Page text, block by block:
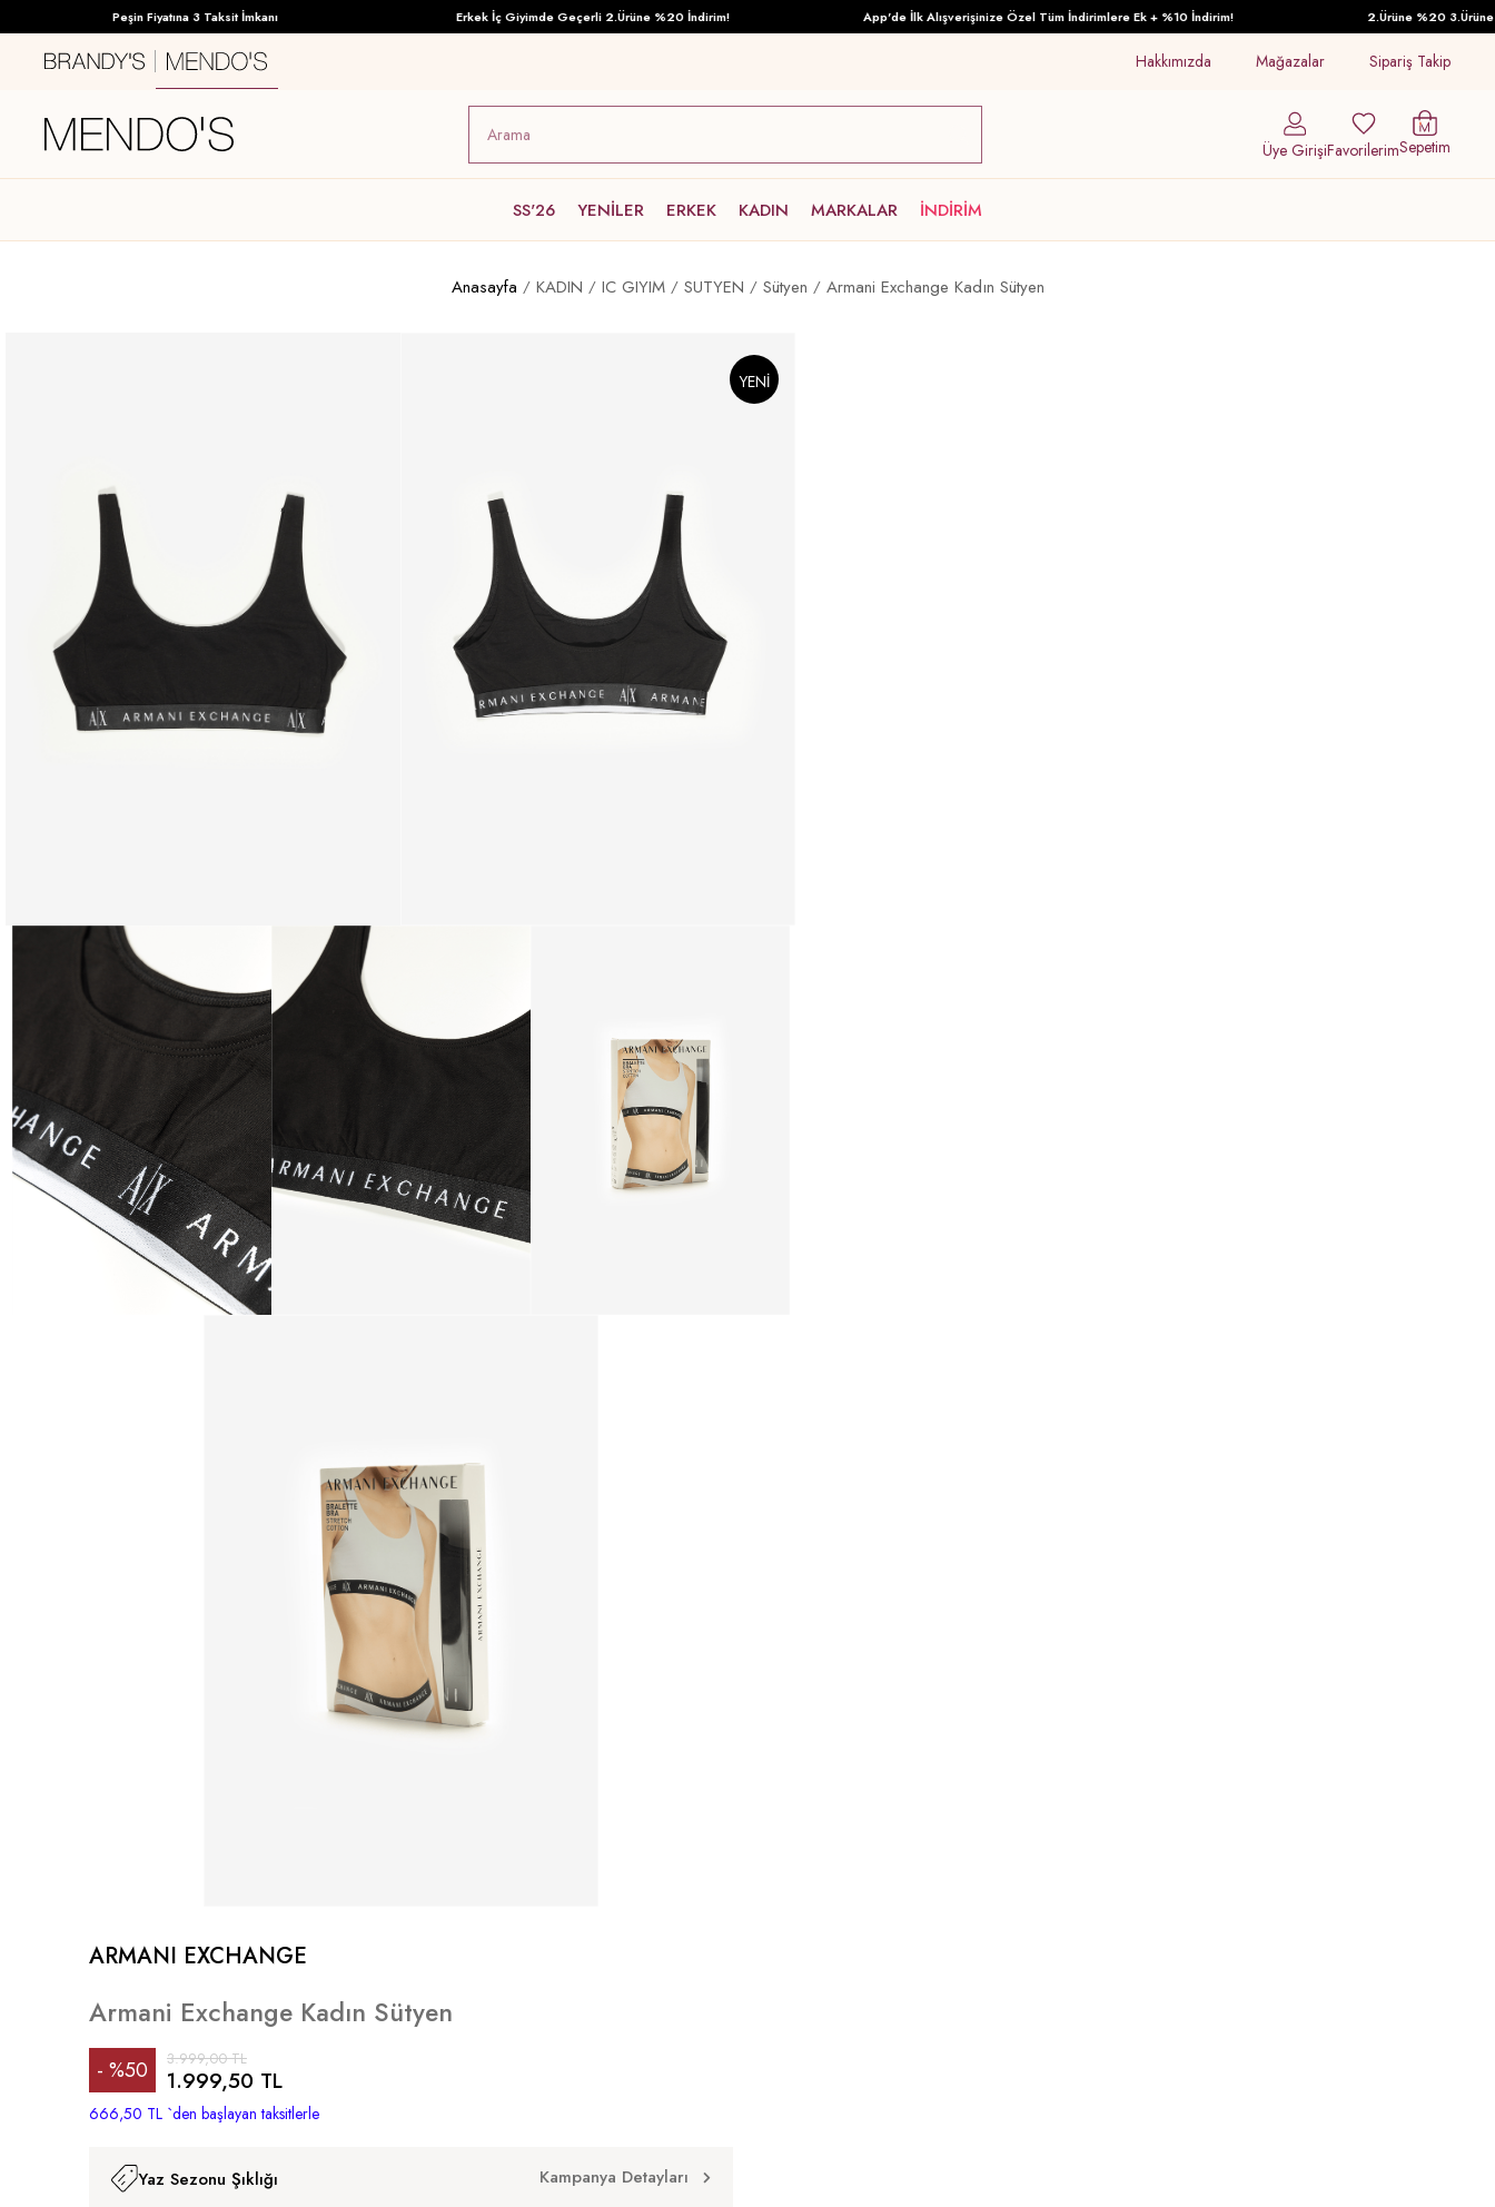
Peşin Fiyatına 3 Taksit İmkanı Erkek İç Giyimde Geçerli 2.Ürüne %20 İndirim! App'de İlk Alışverişinize Özel Tüm İndirimlere Ek + %10 İndirim! 2.Ürüne %20 3.Ürüne
Hakkımızda Mağazalar Sipariş Takip
Üye GirişiFavorilerimSepetim
SS'26 YENİLER ERKEK KADIN MARKALAR İNDİRİM
Anasayfa KADIN IC GIYIM SUTYEN Sütyen Armani Exchange Kadın Sütyen
YENI
ARMANI EXCHANGE
Armani Exchange Kadın Sütyen
%50
İndirim
3.999,00 TL
1.999,50 TL
666,50 TL `den başlayan taksitlerle
Yaz Sezonu Şıklığı Kampanya Detayları